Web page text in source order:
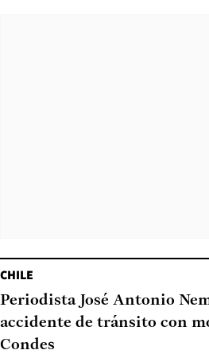
CHILE
Periodista José Antonio
accidente de tránsito con
Condes